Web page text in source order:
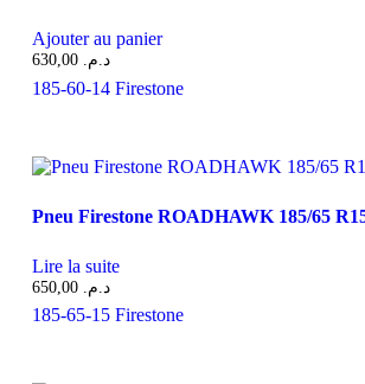
Ajouter au panier
د.م. 630,00
185-60-14 Firestone
Pneu Firestone ROADHAWK 185/65
Lire la suite
د.م. 650,00
185-65-15 Firestone